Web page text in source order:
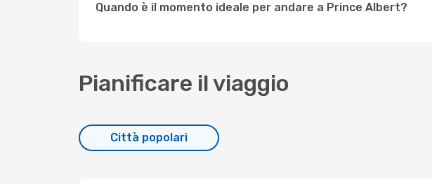
Quando è il momento ideale per andare a Prince Albert?
Pianificare il viaggio
Città popolari